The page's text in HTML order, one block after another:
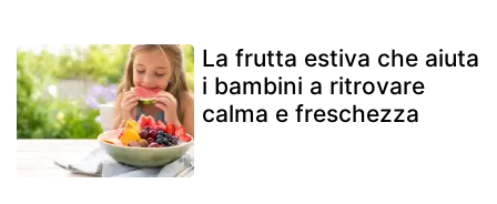
La frutta estiva che aiuta
i bambini a ritrovare
calma e freschezza